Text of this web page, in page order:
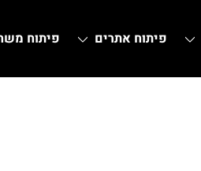
פיתוח אתרים פיתוח